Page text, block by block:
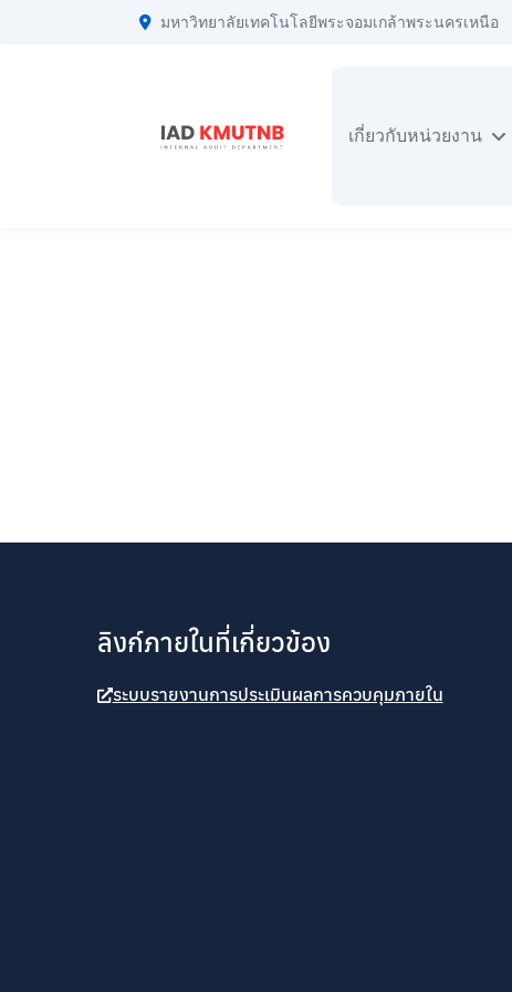
มหาวิทยาลัยเทคโนโลยีพระจอมเกล้าพระนครเหนือ
เกี่ยวกับหน่วยงาน
ลิงก์ภายในที่เกี่ยวข้อง
ระบบรายงานการประเมินผลการควบคุมภายใน